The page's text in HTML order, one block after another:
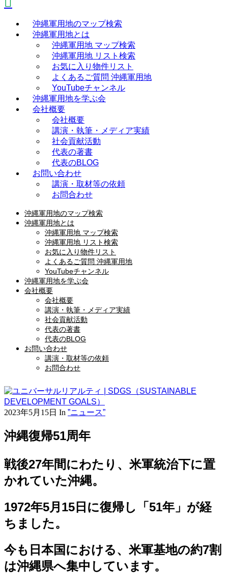
沖縄軍用地のマップ検索
沖縄軍用地とは
沖縄軍用地 マップ検索
沖縄軍用地 リスト検索
お気に入り物件リスト
よくあるご質問 沖縄軍用地
YouTubeチャンネル
沖縄軍用地を学ぶ会
会社概要
会社概要
講演・執筆・メディア実績
社会貢献活動
代表の著書
代表のBLOG
お問い合わせ
講演・取材等の依頼
お問合わせ
沖縄軍用地のマップ検索
沖縄軍用地とは
沖縄軍用地 マップ検索
沖縄軍用地 リスト検索
お気に入り物件リスト
よくあるご質問 沖縄軍用地
YouTubeチャンネル
沖縄軍用地を学ぶ会
会社概要
会社概要
講演・執筆・メディア実績
社会貢献活動
代表の著書
代表のBLOG
お問い合わせ
講演・取材等の依頼
お問合わせ
2023年5月15日 In ”ニュース”
沖縄復帰51周年
戦後27年間にわたり、米軍統治下に置
かれていた沖縄。
1972年5月15日に復帰し「51年」が経
ちました。
今も日本国における、米軍基地の約7割
は沖縄県へ集中しています。